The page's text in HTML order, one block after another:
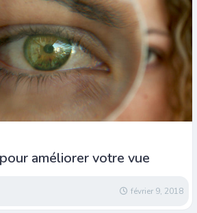
améliorer votre vue
février 9, 2018